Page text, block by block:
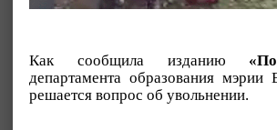
Как сообщила изданию
департамента образования мэрии
решается вопрос об увольнении.